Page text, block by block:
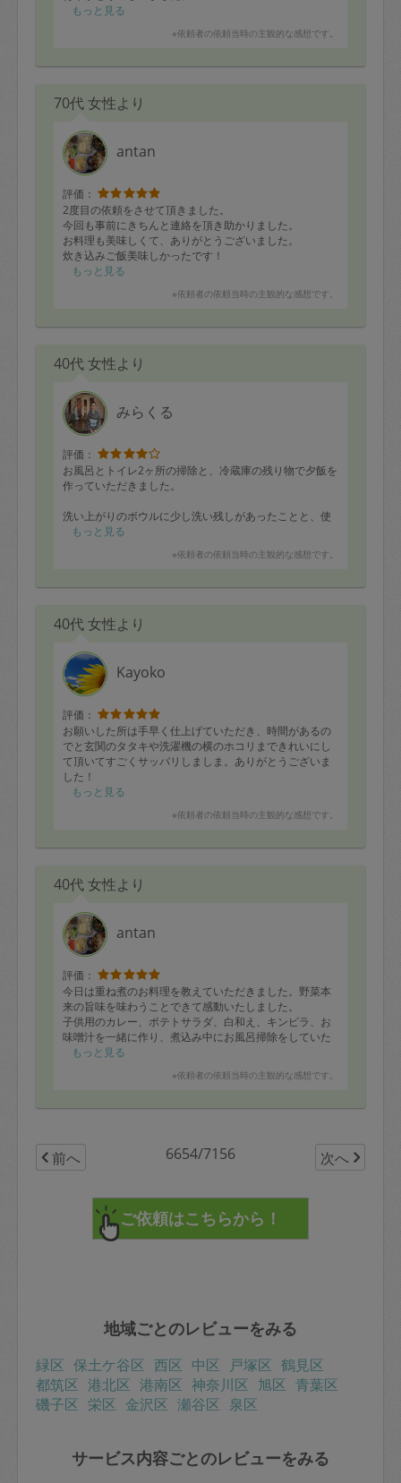
もっと見る
※依頼者の依頼当時の主観的な感想です。
70代 女性より
antan
評価：
2度目の依頼をさせて頂きました。
今回も事前にきちんと連絡を頂き助かりました。
お料理も美味しくて、ありがとうございました。
炊き込みご飯美味しかったです！
もっと見る
※依頼者の依頼当時の主観的な感想です。
40代 女性より
みらくる
評価：
お風呂とトイレ2ヶ所の掃除と、冷蔵庫の残り物で夕飯を
作っていただきました。
洗い上がりのボウルに少し洗い残しがあったことと、使
いきったもの(バター)を教えていただきたかったので、マ
写真を撮るのを忘れてしまいました。とてもおいしく、
もっと見る
※依頼者の依頼当時の主観的な感想です。
40代 女性より
Kayoko
評価：
お願いした所は手早く仕上げていただき、時間があるの
でと玄関のタタキや洗濯機の横のホコリまできれいにし
て頂いてすごくサッパリしましま。ありがとうございま
した！
もっと見る
※依頼者の依頼当時の主観的な感想です。
40代 女性より
antan
評価：
今日は重ね煮のお料理を教えていただきました。野菜本
来の旨味を味わうことできて感動いたしました。
子供用のカレー、ポテトサラダ、白和え、キンピラ、お
味噌汁を一緒に作り、煮込み中にお風呂掃除をしていた
だきました。
ました。大切な事を沢山教えていただき、お料理をしな
したら、よろしくお願いしま。
もっと見る
※依頼者の依頼当時の主観的な感想です。
前へ 6654/7156 次へ
地域ごとのレビューをみる
緑区 保土ケ谷区 西区 中区 戸塚区 鶴見区
都筑区 港北区 港南区 神奈川区 旭区 青葉区
磯子区 栄区 金沢区 瀬谷区 泉区
サービス内容ごとのレビューをみる